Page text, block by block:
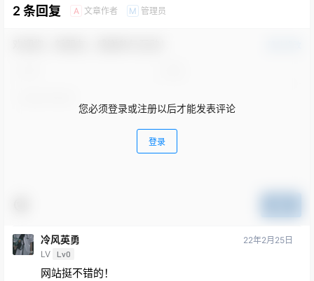
2 条回复 A 文章作者 M 管理员
您必须登录或注册以后才能发表评论
登录
冷风英勇
LV Lv0
22年2月25日
网站挺不错的！